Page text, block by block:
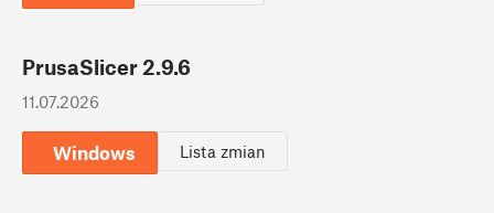
PrusaSlicer 2.9.6
11.07.2026
Windows Lista zmian